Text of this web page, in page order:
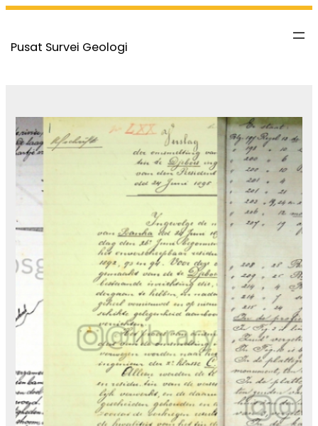
Skip
content
Pusat Survei Geologi